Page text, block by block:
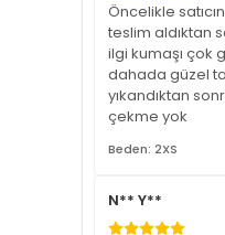
Öncelikle
teslim aldıktan
ilgi kumaşı çok
dahada güzel
yıkandıktan
çekme yok
Beden: 2XS
N** Y**